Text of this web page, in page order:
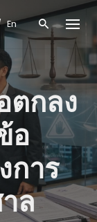
En
ตกลง
อ
การ
ล